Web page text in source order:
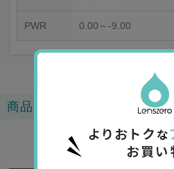
PWR 0.00～-9.00
商品レビュー
4.5